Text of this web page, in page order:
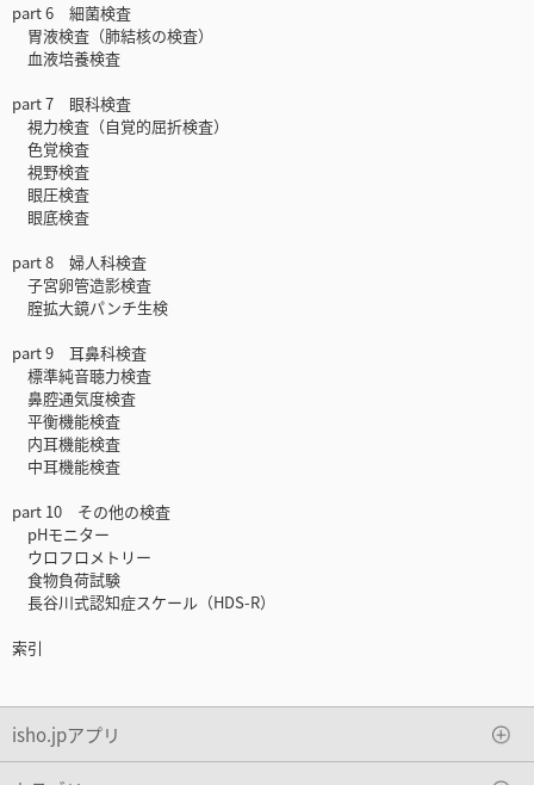
part 6 細菌検査
胃液検査（肺結核の検査）
血液培養検査
part 7 眼科検査
視力検査（自覚的屈折検査）
色覚検査
視野検査
眼圧検査
眼底検査
part 8 婦人科検査
子宮卵管造影検査
腟拡大鏡パンチ生検
part 9 耳鼻科検査
標準純音聴力検査
鼻腔通気度検査
平衡機能検査
内耳機能検査
中耳機能検査
part 10 その他の検査
pHモニター
ウロフロメトリー
食物負荷試験
長谷川式認知症スケール（HDS-R）
索引
isho.jpアプリ